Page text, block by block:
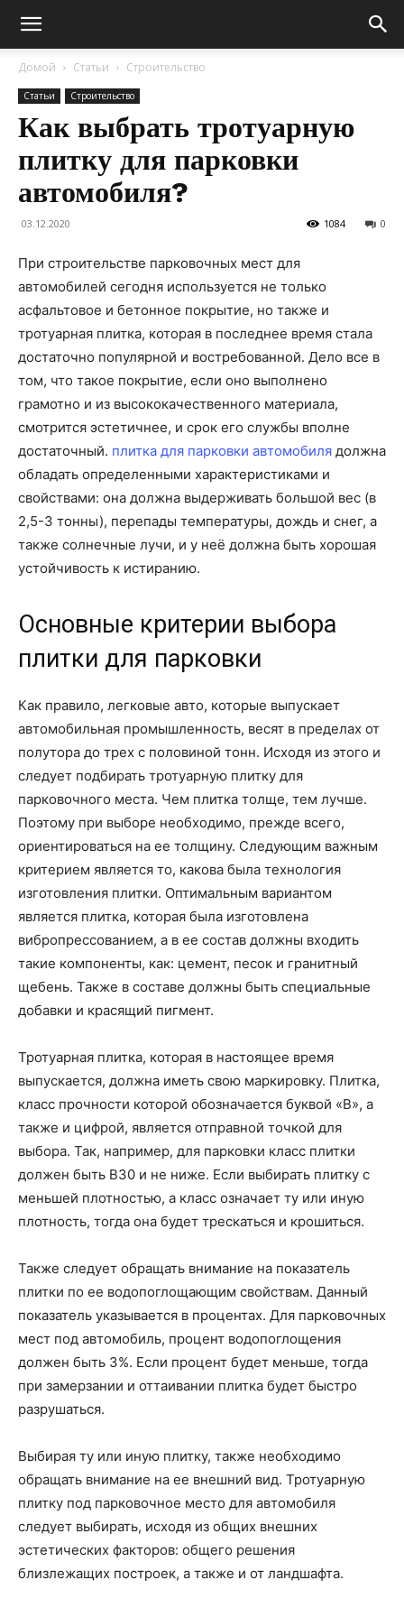
Домой Статьи Строительство
Статьи Строительство
Как выбрать тротуарную
плитку для парковки
автомобиля?
03.12.2020 0
1084
При строительстве парковочных мест для
автомобилей сегодня используется не только
асфальтовое и бетонное покрытие, но также и
тротуарная плитка, которая в последнее время стала
достаточно популярной и востребованной. Дело все в
том, что такое покрытие, если оно выполнено
грамотно и из высококачественного материала,
смотрится эстетичнее, и срок его службы вполне
достаточный. плитка для парковки автомобиля должна
обладать определенными характеристиками и
свойствами: она должна выдерживать большой вес (в
2,5-3 тонны), перепады температуры, дождь и снег, а
также солнечные лучи, и у неё должна быть хорошая
устойчивость к истиранию.
Основные критерии выбора
плитки для парковки
Как правило, легковые авто, которые выпускает
автомобильная промышленность, весят в пределах от
полутора до трех с половиной тонн. Исходя из этого и
следует подбирать тротуарную плитку для
парковочного места. Чем плитка толще, тем лучше.
Поэтому при выборе необходимо, прежде всего,
ориентироваться на ее толщину. Следующим важным
критерием является то, какова была технология
изготовления плитки. Оптимальным вариантом
является плитка, которая была изготовлена
вибропрессованием, а в ее состав должны входить
такие компоненты, как: цемент, песок и гранитный
щебень. Также в составе должны быть специальные
добавки и красящий пигмент.
Тротуарная плитка, которая в настоящее время
выпускается, должна иметь свою маркировку. Плитка,
класс прочности которой обозначается буквой «В», а
также и цифрой, является отправной точкой для
выбора. Так, например, для парковки класс плитки
должен быть В30 и не ниже. Если выбирать плитку с
меньшей плотностью, а класс означает ту или иную
плотность, тогда она будет трескаться и крошиться.
Также следует обращать внимание на показатель
плитки по ее водопоглощающим свойствам. Данный
показатель указывается в процентах. Для парковочных
мест под автомобиль, процент водопоглощения
должен быть 3%. Если процент будет меньше, тогда
при замерзании и оттаивании плитка будет быстро
разрушаться.
Выбирая ту или иную плитку, также необходимо
обращать внимание на ее внешний вид. Тротуарную
плитку под парковочное место для автомобиля
следует выбирать, исходя из общих внешних
эстетических факторов: общего решения
близлежащих построек, а также и от ландшафта.